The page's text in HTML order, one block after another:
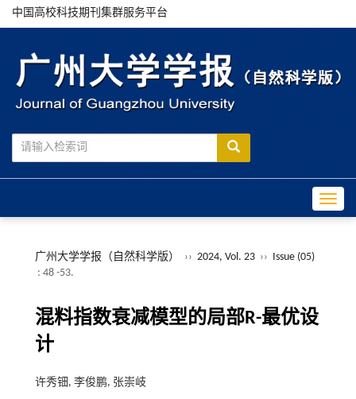
中国高校科技期刊集群服务平台
广州大学学报（自然科学版） ›› 2024, Vol. 23 ››
Issue (05)
: 48 -53.
混料指数衰减模型的局部R-最优设
计
许秀钿, 李俊鹏, 张崇岐